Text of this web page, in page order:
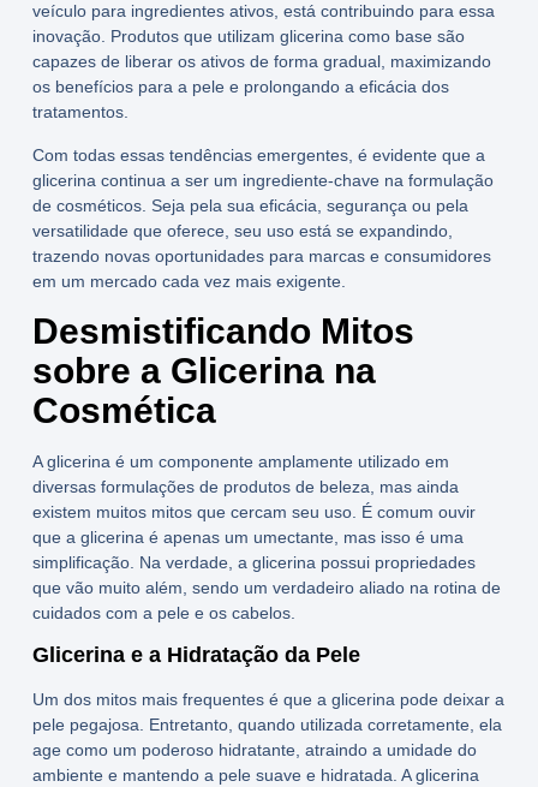
veículo para ingredientes ativos, está contribuindo para essa
inovação. Produtos que utilizam glicerina como base são
capazes de liberar os ativos de forma gradual, maximizando
os benefícios para a pele e prolongando a eficácia dos
tratamentos.
Com todas essas tendências emergentes, é evidente que a
glicerina continua a ser um ingrediente-chave na formulação
de cosméticos. Seja pela sua eficácia, segurança ou pela
versatilidade que oferece, seu uso está se expandindo,
trazendo novas oportunidades para marcas e consumidores
em um mercado cada vez mais exigente.
Desmistificando Mitos
sobre a Glicerina na
Cosmética
A glicerina é um componente amplamente utilizado em
diversas formulações de produtos de beleza, mas ainda
existem muitos mitos que cercam seu uso. É comum ouvir
que a glicerina é apenas um umectante, mas isso é uma
simplificação. Na verdade, a glicerina possui propriedades
que vão muito além, sendo um verdadeiro aliado na rotina de
cuidados com a pele e os cabelos.
Glicerina e a Hidratação da Pele
Um dos mitos mais frequentes é que a glicerina pode deixar a
pele pegajosa. Entretanto, quando utilizada corretamente, ela
age como um poderoso hidratante, atraindo a umidade do
ambiente e mantendo a pele suave e hidratada. A glicerina